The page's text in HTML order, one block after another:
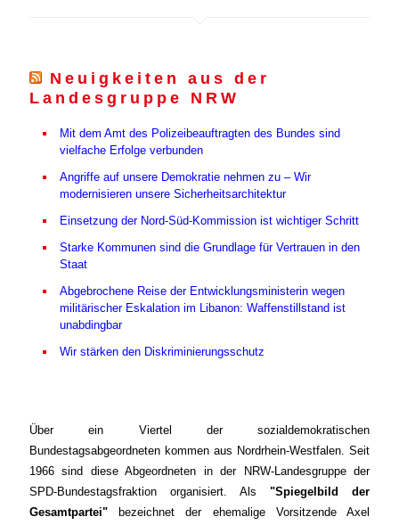
Neuigkeiten aus der
Landesgruppe NRW
Mit dem Amt des Polizeibeauftragten des Bundes sind
vielfache Erfolge verbunden
Angriffe auf unsere Demokratie nehmen zu – Wir
modernisieren unsere Sicherheitsarchitektur
Einsetzung der Nord-Süd-Kommission ist wichtiger Schritt
Starke Kommunen sind die Grundlage für Vertrauen in den
Staat
Abgebrochene Reise der Entwicklungsministerin wegen
militärischer Eskalation im Libanon: Waffenstillstand ist
unabdingbar
Wir stärken den Diskriminierungsschutz
Über ein Viertel der sozialdemokratischen
Bundestagsabgeordneten kommen aus Nordrhein-Westfalen. Seit
1966 sind diese Abgeordneten in der NRW-Landesgruppe der
SPD-Bundestagsfraktion organisiert. Als "Spiegelbild der
Gesamtpartei" bezeichnet der ehemalige Vorsitzende Axel